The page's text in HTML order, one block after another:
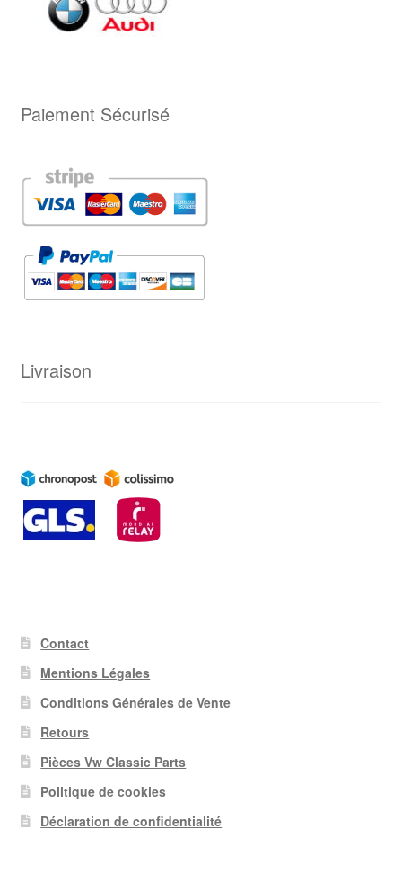
Paiement Sécurisé
Livraison
Contact
Mentions Légales
Conditions Générales de Vente
Retours
Pièces Vw Classic Parts
Politique de cookies
Déclaration de confidentialité